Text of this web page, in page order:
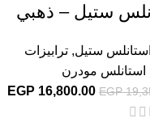
ستيل – ذهبي
استانلس ستيل, ترابيزات
استانلس مودرن
EGP
EGP 16,800.00